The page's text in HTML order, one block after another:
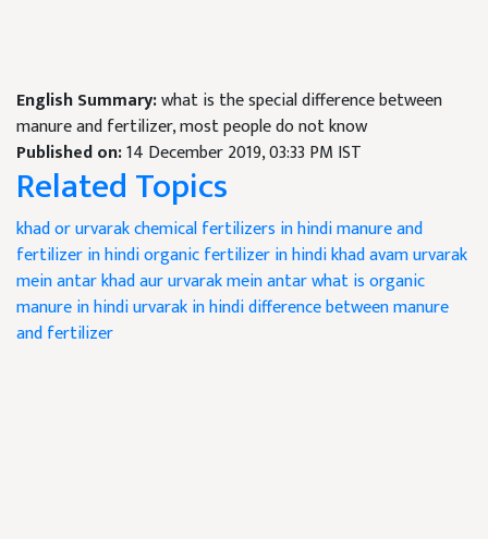
English Summary:what is the special difference between
manure and fertilizer, most people do not know
Published on:14 December 2019, 03:33 PM IST
Related Topics
khad or urvarakchemical fertilizers in hindimanure and
fertilizer in hindiorganic fertilizer in hindikhad avam urvarak
mein antarkhad aur urvarak mein antarwhat is organic
manure in hindiurvarak in hindidifference between manure
and fertilizer